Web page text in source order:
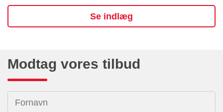
Se indlæg
Modtag vores tilbud
Fornavn